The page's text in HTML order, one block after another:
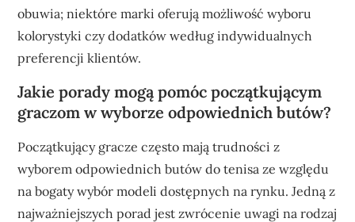
obuwia; niektóre marki oferują możliwość wyboru
kolorystyki czy dodatków według indywidualnych
preferencji klientów.
Jakie porady mogą pomóc początkującym
graczom w wyborze odpowiednich butów?
Początkujący gracze często mają trudności z
wyborem odpowiednich butów do tenisa ze względu
na bogaty wybór modeli dostępnych na rynku. Jedną z
najważniejszych porad jest zwrócenie uwagi na rodzaj